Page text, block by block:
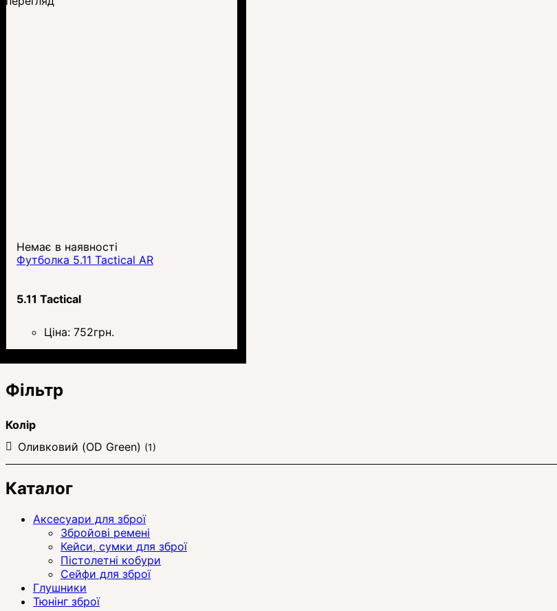
Немає в наявності
Футболка 5.11 Tactical AR
5.11 Tactical
Ціна: 752грн.
Фільтр
Колір
Оливковий (OD Green) (1)
Каталог
Аксесуари для зброї
Збройові ремені
Кейси, сумки для зброї
Пістолетні кобури
Сейфи для зброї
Глушники
Тюнінг зброї